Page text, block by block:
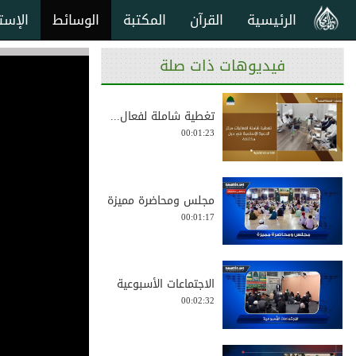
الوسائط المكتبة القرآن الرئيسية
فيديوهات ذات صلة
تغطية شاملة لفعال...
00:01:23
مجلس ومحاضرة مميزة
00:01:17
الاجتماعات الأسبوعية
00:02:32